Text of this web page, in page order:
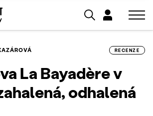
RECENZE
La Bayadère v
odhalená